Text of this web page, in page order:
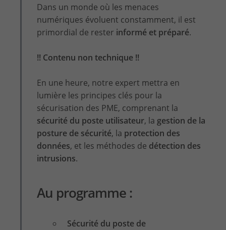
Dans un monde où les menaces
numériques évoluent constamment, il est
primordial de rester informé et préparé.
!! Contenu non technique !!
En une heure, notre expert mettra en
lumière les principes clés pour la
sécurisation des PME, comprenant la
sécurité du poste utilisateur, la gestion de la
posture de sécurité, la protection des
données, et les méthodes de détection des
intrusions.
Au programme :
Sécurité du poste de